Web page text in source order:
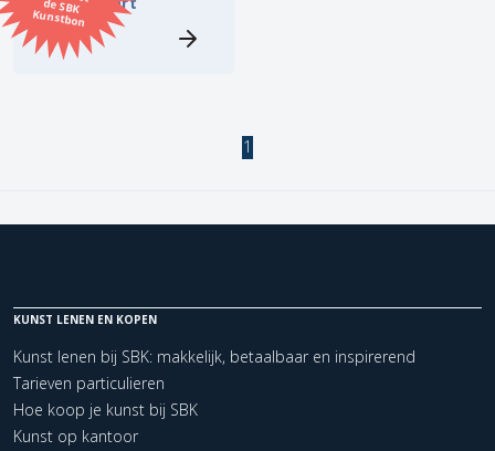
Kunstbon
Kunstenaar
Kerncollectie
1 items. Pagina: 1
1
KUNST LENEN EN KOPEN
Kunst lenen bij SBK: makkelijk, betaalbaar en inspirerend
Tarieven particulieren
Hoe koop je kunst bij SBK
Kunst op kantoor